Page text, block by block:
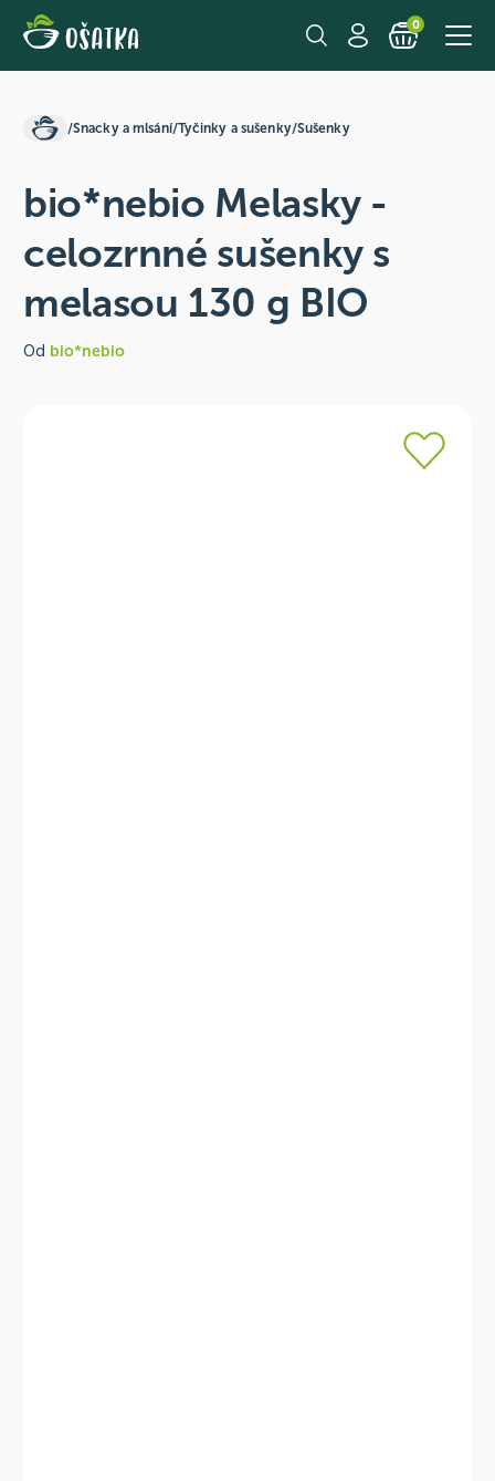
0
/Snacky a mlsání/Tyčinky a sušenky/Sušenky
bio*nebio Melasky -
celozrnné sušenky s
melasou 130 g BIO
Od bio*nebio